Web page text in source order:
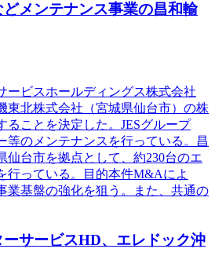
メンテナンス事業の昌和輸
ービスホールディングス株式会社
東北株式会社（宮城県仙台市）の株
ることを決定した。JESグループ
等のメンテナンスを行っている。昌
仙台市を拠点として、約230台のエ
行っている。目的本件M&Aによ
業基盤の強化を狙う。また、共通の
サービスHD、エレドック沖